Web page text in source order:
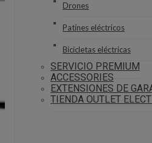
Drones
Patines eléctricos
Bicicletas eléctricas
SERVICIO PREMIUM
ACCESSORIES
EXTENSIONES DE
TIENDA OUTLET